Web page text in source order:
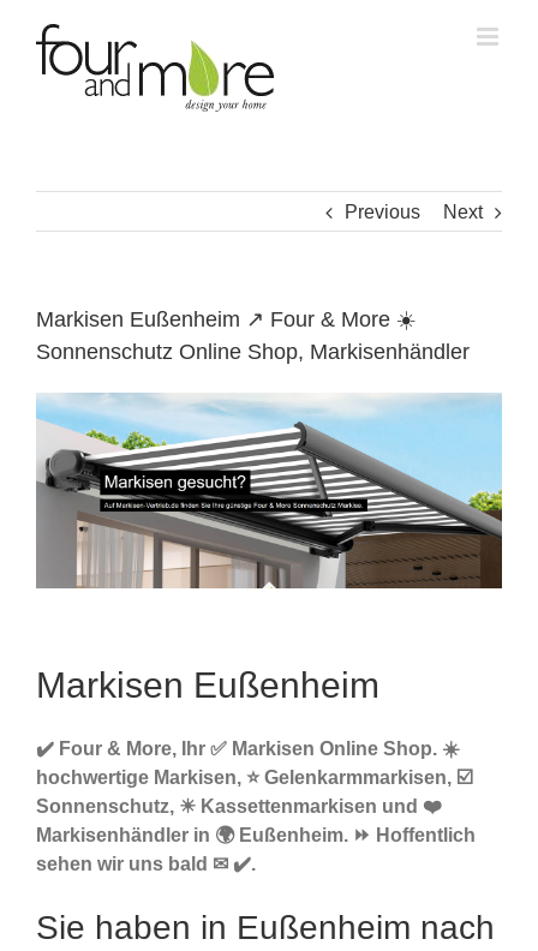
content
Previous Next
Markisen Eußenheim ↗️ Four & More ☀️
Sonnenschutz Online Shop, Markisenhändler
Markisen Eußenheim
✔️ Four & More, Ihr ✅ Markisen Online Shop. ☀️
hochwertige Markisen, ⭐ Gelenkarmmarkisen, ☑️
Sonnenschutz, ☀ Kassettenmarkisen und ❤️
Markisenhändler in 🌍 Eußenheim. ⏩ Hoffentlich
sehen wir uns bald ✉ ✔️.
Sie haben in Eußenheim nach